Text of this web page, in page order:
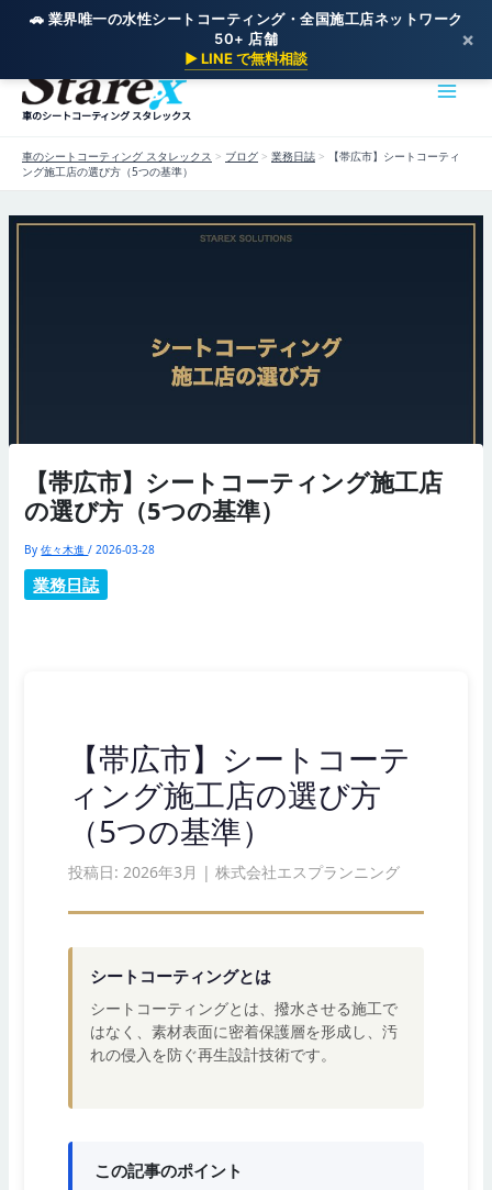
🚗 業界唯一の水性シートコーティング・全国施工店ネットワーク
50+ 店舗
▶ LINE で無料相談
×
容
車のシートコーティング スタレックス
車のシートコーティング スタレックス > ブログ > 業務日誌 >
【帯広市】シートコーティ
ング施工店の選び方（5つの基準）
【帯広市】シートコーティング施工店
の選び方（5つの基準）
By佐々木進/2026-03-28
業務日誌
【帯広市】シートコーテ
ィング施工店の選び方
（5つの基準）
投稿日: 2026年3月 | 株式会社エスプランニング
シートコーティングとは
シートコーティングとは、撥水させる施工で
はなく、素材表面に密着保護層を形成し、汚
れの侵入を防ぐ再生設計技術です。
この記事のポイント